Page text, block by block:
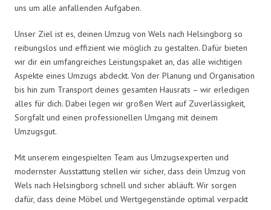
uns um alle anfallenden Aufgaben.
Unser Ziel ist es, deinen Umzug von Wels nach Helsingborg so
reibungslos und effizient wie möglich zu gestalten. Dafür bieten
wir dir ein umfangreiches Leistungspaket an, das alle wichtigen
Aspekte eines Umzugs abdeckt. Von der Planung und Organisation
bis hin zum Transport deines gesamten Hausrats – wir erledigen
alles für dich. Dabei legen wir großen Wert auf Zuverlässigkeit,
Sorgfalt und einen professionellen Umgang mit deinem
Umzugsgut.
Mit unserem eingespielten Team aus Umzugsexperten und
modernster Ausstattung stellen wir sicher, dass dein Umzug von
Wels nach Helsingborg schnell und sicher abläuft. Wir sorgen
dafür, dass deine Möbel und Wertgegenstände optimal verpackt